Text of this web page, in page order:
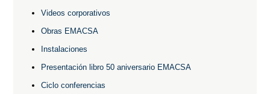
Videos corporativos
Obras EMACSA
Instalaciones
Presentación libro 50 aniversario EMACSA
Ciclo conferencias